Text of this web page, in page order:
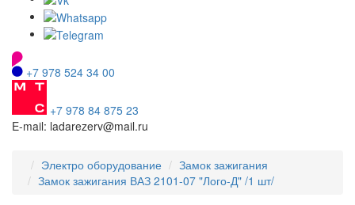
+7 978 524 34 00
+7 978 84 875 23
E-mail: ladarezerv@mail.ru
Электро оборудование
Замок зажигания
Замок зажигания ВАЗ 2101-07 "Лого-Д" /1 шт/